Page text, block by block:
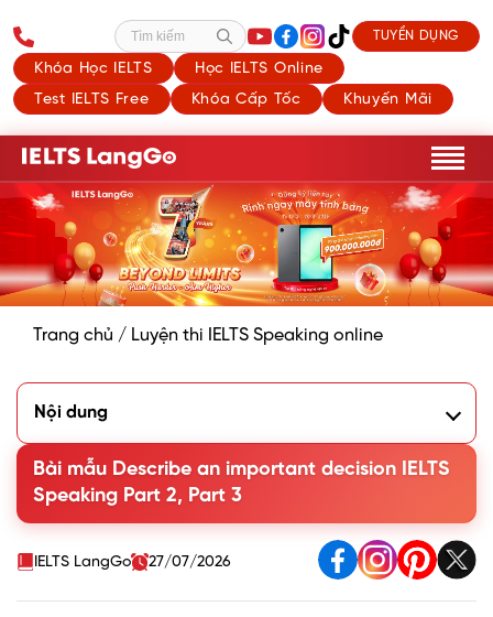
Khóa Học IELTS
Học IELTS Online
Test IELTS Free
Khóa Cấp Tốc Khuyến Mãi
Tìm kiếm TUYỂN DỤNG
Trang chủ / Luyện thi IELTS Speaking online
Nội dung
made IELTS Speaking
2. Bài mẫu Describe an important decision you made Part 2
3. Part 3 Describe an important decision you made follow
ups
Bài mẫu Describe an important decision IELTS
Speaking Part 2, Part 3
IELTS LangGo 27/07/2026